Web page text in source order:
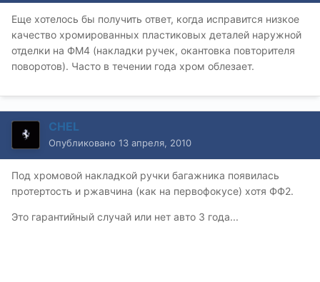
Еще хотелось бы получить ответ, когда исправится низкое
качество хромированных пластиковых деталей наружной
отделки на ФМ4 (накладки ручек, окантовка повторителя
поворотов). Часто в течении года хром облезает.
CHEL
Опубликовано 13 апреля, 2010
Под хромовой накладкой ручки багажника появилась
протертость и ржавчина (как на первофокусе) хотя ФФ2.
Это гарантийный случай или нет авто 3 года...